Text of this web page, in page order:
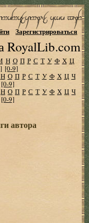
RoyalLib.com
Зарегистрироваться
Н О П Р С Т У Ф Х Ц
[0-9]
Н О П Р С Т У Ф Х Ц Ч
[0-9]
Н О П Р С Т У Ф Х Ц Ч
[0-9]
автора